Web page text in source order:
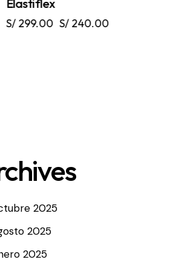
Elastiflex
S/299.00 S/240.00
2025
2025
2025